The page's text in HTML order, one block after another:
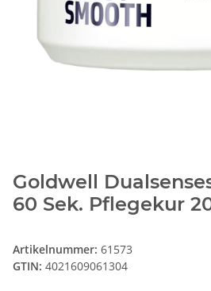
Goldwell
60 Sek. Pflegekur
Artikelnummer: 61573
GTIN: 4021609061304